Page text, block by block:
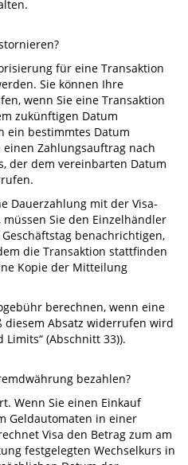
für eine Transaktion
Sie können Ihre
wenn Sie eine Transaktion
zukünftigen Datum
ein bestimmtes Datum
Zahlungsauftrag nach
der dem vereinbarten Datum
Dauerzahlung mit der Visa-
Sie den Einzelhändler
benachrichtigen,
die Transaktion stattfinden
Kopie der Mitteilung
berechnen, wenn eine
diesem Absatz widerrufen wird
(Abschnitt 33)).
bezahlen?
Wenn Sie einen Einkauf
Geldautomaten in einer
Visa den Betrag zum am
festgelegten Wechselkurs in